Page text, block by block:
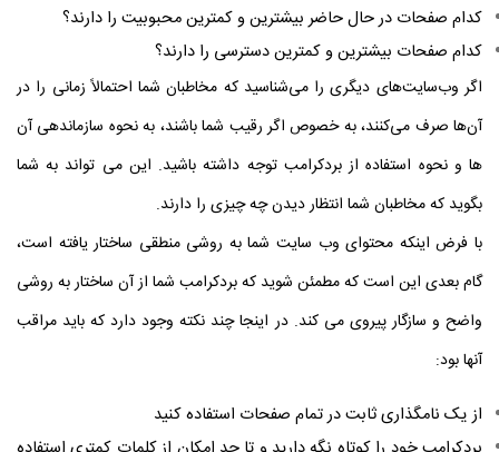
کدام صفحات در حال حاضر بیشترین و کمترین محبوبیت را دارند؟
کدام صفحات بیشترین و کمترین دسترسی را دارند؟
اگر وب‌سایت‌های دیگری را می‌شناسید که مخاطبان شما احتمالاً زمانی را در
آن‌ها صرف می‌کنند، به خصوص اگر رقیب شما باشند، به نحوه سازماندهی آن
ها و نحوه استفاده از بردکرامب توجه داشته باشید. این می تواند به شما
بگوید که مخاطبان شما انتظار دیدن چه چیزی را دارند.
با فرض اینکه محتوای وب سایت شما به روشی منطقی ساختار یافته است،
گام بعدی این است که مطمئن شوید که بردکرامب شما از آن ساختار به روشی
واضح و سازگار پیروی می کند. در اینجا چند نکته وجود دارد که باید مراقب
آنها بود:
از یک نامگذاری ثابت در تمام صفحات استفاده کنید